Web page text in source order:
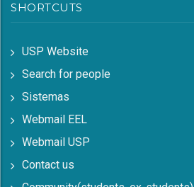
SHORTCUTS
USP Website
Search for people
Sistemas
Webmail EEL
Webmail USP
Contact us